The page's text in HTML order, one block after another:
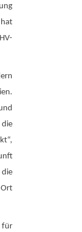
für